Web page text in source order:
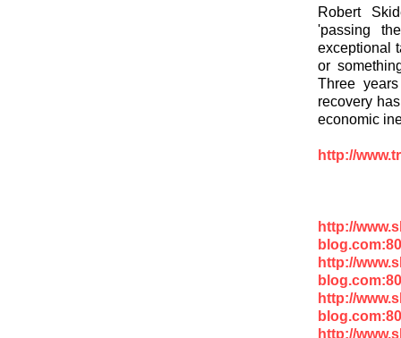
Robert
'passing
exceptional
or
Three
recovery
economic
http://
http://
http://
http://
http://